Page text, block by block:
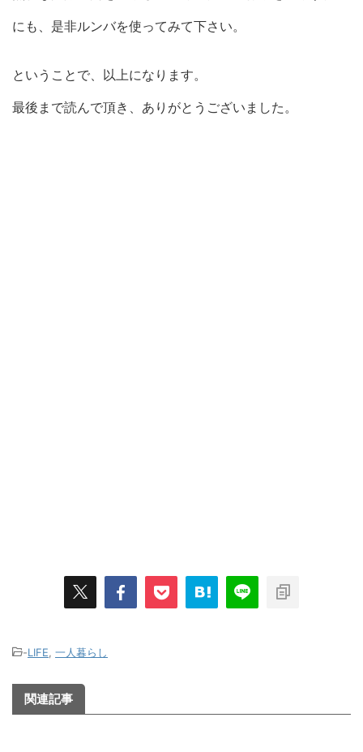
にも、是非ルンバを使ってみて下さい。
ということで、以上になります。
最後まで読んで頂き、ありがとうございました。
-LIFE, 一人暮らし
関連記事